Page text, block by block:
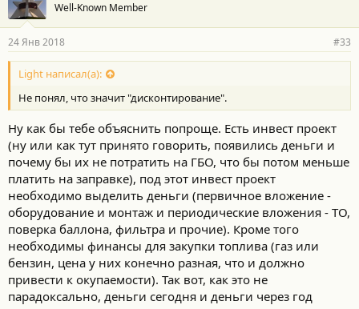
Well-Known Member
24 Янв 2018 #33
Light написал(а):
Не понял, что значит "дисконтирование".
Ну как бы тебе объяснить попроще. Есть инвест проект
(ну или как тут принято говорить, появились деньги и
почему бы их не потратить на ГБО, что бы потом меньше
платить на заправке), под этот инвест проект
необходимо выделить деньги (первичное вложение -
оборудование и монтаж и периодические вложения - ТО,
поверка баллона, фильтра и прочие). Кроме того
необходимы финансы для закупки топлива (газ или
бензин, цена у них конечно разная, что и должно
привести к окупаемости). Так вот, как это не
парадоксально, деньги сегодня и деньги через год